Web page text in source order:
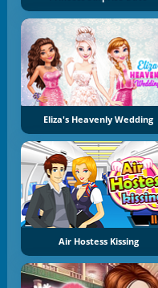
Eliza's Heavenly Wedding
Air Hostess Kissing